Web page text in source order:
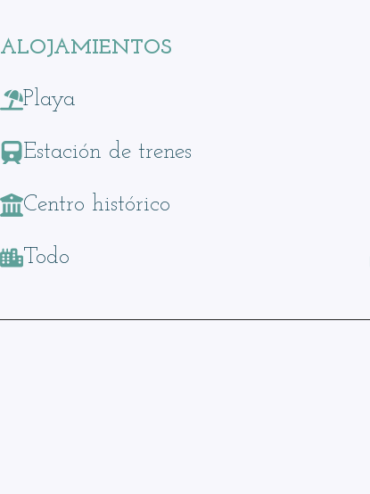
ALOJAMIENTOS
Playa
Estación de trenes
Centro histórico
Todo